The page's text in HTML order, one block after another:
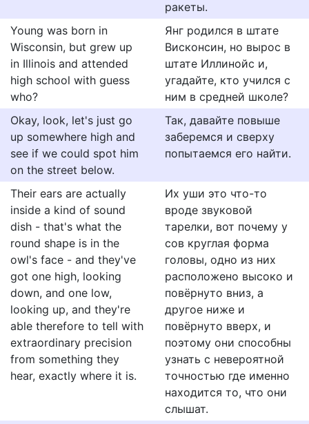
ракеты.
Young was born in
Wisconsin, but grew up
in Illinois and attended
high school with guess
who?
Янг родился в штате
Висконсин, но вырос в
штате Иллинойс и,
угадайте, кто учился с
ним в средней школе?
Okay, look, let's just go
up somewhere high and
see if we could spot him
on the street below.
Так, давайте повыше
заберемся и сверху
попытаемся его найти.
Their ears are actually
inside a kind of sound
dish - that's what the
round shape is in the
owl's face - and they've
got one high, looking
down, and one low,
looking up, and they're
able therefore to tell with
extraordinary precision
from something they
hear, exactly where it is.
Их уши это что-то
вроде звуковой
тарелки, вот почему у
сов круглая форма
головы, одно из них
расположено высоко и
повёрнуто вниз, а
другое ниже и
повёрнуто вверх, и
поэтому они способны
узнать с невероятной
точностью где именно
находится то, что они
слышат.